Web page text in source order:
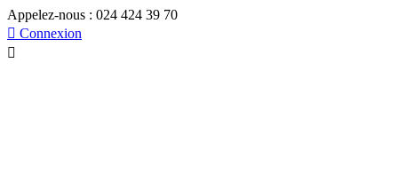
Appelez-nous : 024 424 39 70
 Connexion
